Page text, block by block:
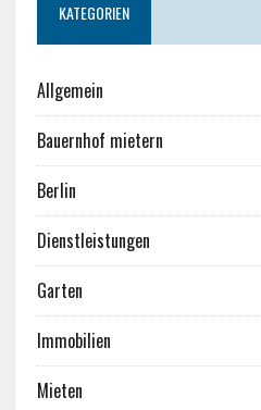
KATEGORIEN
Allgemein
Bauernhof mietern
Berlin
Dienstleistungen
Garten
Immobilien
Mieten